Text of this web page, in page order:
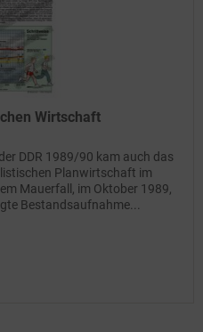
Wirtschaft
DDR 1989/90 kam auch das
Planwirtschaft im
Mauerfall, im Oktober 1989,
Bestandsaufnahme...